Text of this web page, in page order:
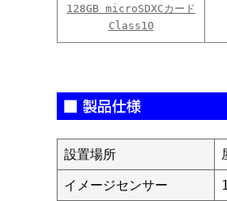
128GB microSDXCカード
Class10
設置場所
イメージセンサー